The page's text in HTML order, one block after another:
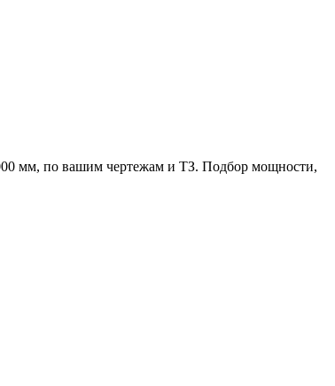
мм, по вашим чертежам и ТЗ. Подбор мощности,